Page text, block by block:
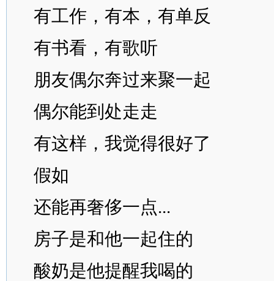
有工作，有本，有单反
有书看，有歌听
朋友偶尔奔过来聚一起
偶尔能到处走走
有这样，我觉得很好了
假如
还能再奢侈一点...
房子是和他一起住的
酸奶是他提醒我喝的